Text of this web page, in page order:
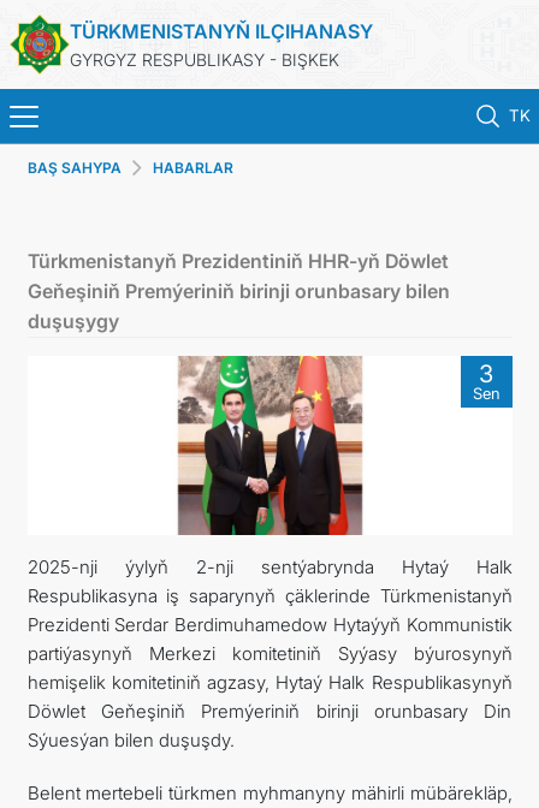
TÜRKMENISTANYŇ ILÇIHANASY
GYRGYZ RESPUBLIKASY - BIŞKEK
TK
BAŞ SAHYPA
TÜRKMENISTAN
BAÝRAMÇYLYK WE HATYRA GÜNLERI
KONSULLYK HYZMATLARY
DIM
ARAGATNAŞYK
BAŞ SAHYPA HABARLAR
Türkmenistanyň Prezidentiniň HHR-yň Döwlet
Geňeşiniň Premýeriniň birinji orunbasary bilen
duşuşygy
3
Sen
2025-nji ýylyň 2-nji sentýabrynda Hytaý Halk
Respublikasyna iş saparynyň çäklerinde Türkmenistanyň
Prezidenti Serdar Berdimuhamedow Hytaýyň Kommunistik
partiýasynyň Merkezi komitetiniň Syýasy býurosynyň
hemişelik komitetiniň agzasy, Hytaý Halk Respublikasynyň
Döwlet Geňeşiniň Premýeriniň birinji orunbasary Din
Sýuesýan bilen duşuşdy.
Belent mertebeli türkmen myhmanyny mähirli mübärekläp,